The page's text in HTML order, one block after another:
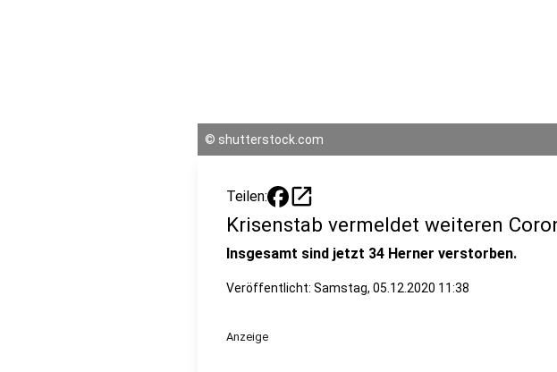
© shutterstock.com
Teilen: open_in_new
Krisenstab vermeldet weiteren
Insgesamt sind jetzt 34 Herner verstorben.
Veröffentlicht: Samstag, 05.12.2020 11:38
Anzeige